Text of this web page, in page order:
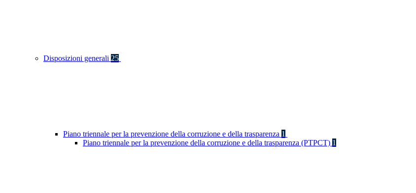
Disposizioni generali 25
Piano triennale per la prevenzione della corruzione e della trasparenza 1
Piano triennale per la prevenzione della corruzione e della trasparenza (PTPCT) 1